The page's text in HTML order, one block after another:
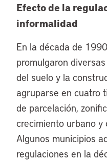
Efecto de la
informalidad
En la década de
promulgaron
del suelo y la
agruparse en cuatro
de parcelación,
crecimiento urbano y
Algunos municipios
regulaciones en la